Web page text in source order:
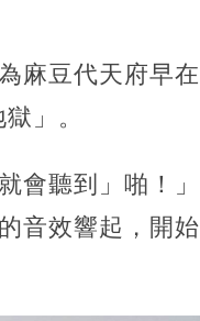
麻豆代天府早在
」。
會聽到」啪！」
音效響起，開始